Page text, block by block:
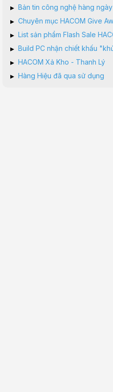
▸ Bản tin công nghệ hàng ngày
▸ Chuyên mục HACOM Give
▸ List sản phẩm Flash Sale
▸ Build PC nhận chiết khấu
▸ HACOM Xả Kho - Thanh Lý
▸ Hàng Hiệu đã qua sử dụng